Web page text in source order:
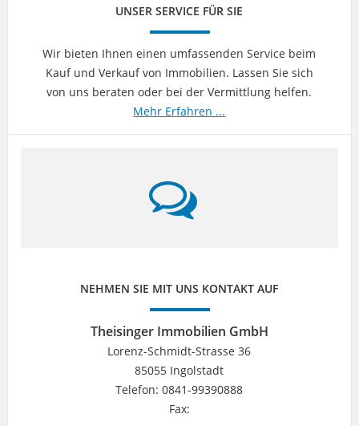
UNSER SERVICE FÜR SIE
Wir bieten Ihnen einen umfassenden Service beim
Kauf und Verkauf von Immobilien. Lassen Sie sich
von uns beraten oder bei der Vermittlung helfen.
Mehr Erfahren ...
NEHMEN SIE MIT UNS KONTAKT AUF
Theisinger Immobilien GmbH
Lorenz-Schmidt-Strasse 36
85055 Ingolstadt
Telefon: 0841-99390888
Fax: